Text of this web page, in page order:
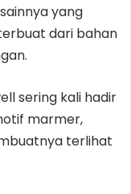
yang
dari bahan
sering kali hadir
marmer,
terlihat